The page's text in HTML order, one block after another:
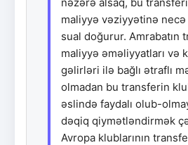
maliyyə vəziyyətinə
sual doğurur. Amrabatın
maliyyə əməliyyatları və
gəlirləri ilə bağlı ətraflı
olmadan bu transferin
əslində faydalı olub-
dəqiq qiymətləndirmək
Avropa klublarının